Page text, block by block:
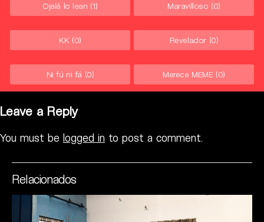
Ojalá lo lean (1) Maravilloso (0)
KK (0) Revelador (0)
Ni fú ni fá (0) Merece MEME (0)
Leave a Reply
You must be logged in to post a comment.
Relacionados